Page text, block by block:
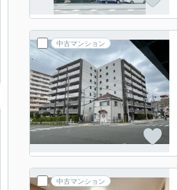
中古マンション
中古マンション